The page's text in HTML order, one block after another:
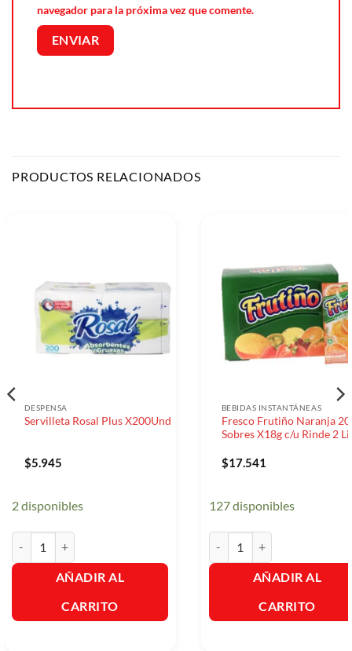
navegador para la próxima vez que comente.
PRODUCTOS RELACIONADOS
DESPENSA
Servilleta Rosal Plus X200Und
$5.945
2 disponibles
AÑADIR AL
CARRITO
BEBIDAS INSTANTÁNEAS
Fresco Frutiño Naranja 20
Sobres X18g c/u Rinde 2
$17.541
127 disponibles
AÑADIR AL
CARRITO